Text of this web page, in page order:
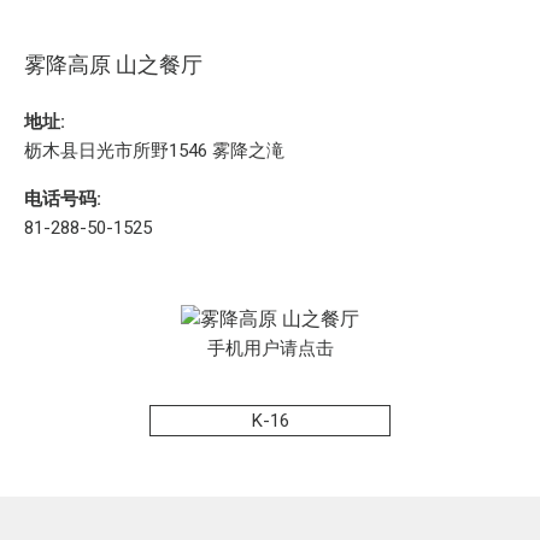
雾降高原 山之餐厅
地址:
枥木县日光市所野1546 雾降之滝
电话号码:
81-288-50-1525
手机用户请点击
K-16